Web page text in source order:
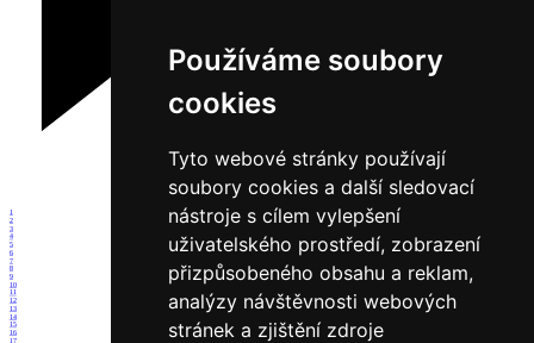
Používáme soubory
cookies
Tyto webové stránky používají
soubory cookies a další sledovací
nástroje s cílem vylepšení
uživatelského prostředí, zobrazení
přizpůsobeného obsahu a reklam,
analýzy návštěvnosti webových
stránek a zjištění zdroje
1
2
3
4
5
6
7
8
9
10
11
12
13
14
15
16
17